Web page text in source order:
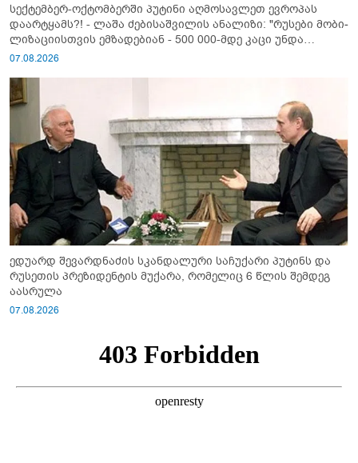
სექტემბერ-ოქტომბერში პუტინი აღმოსავლეთ ევროპას
დაარტყამს?! - ლაშა ძებისაშვილის ანალიზი: "რუსები მობი­
ლიზაციისთვის ემზადებიან - 500 000-მდე კაცი უნდა
გაიწვიონ ომში"
07.08.2026
ედუარდ შევარდნაძის სკანდალური საჩუქარი პუტინს და
რუსეთის პრეზიდენტის მუქარა, რომელიც 6 წლის შემდეგ
აასრულა
07.08.2026